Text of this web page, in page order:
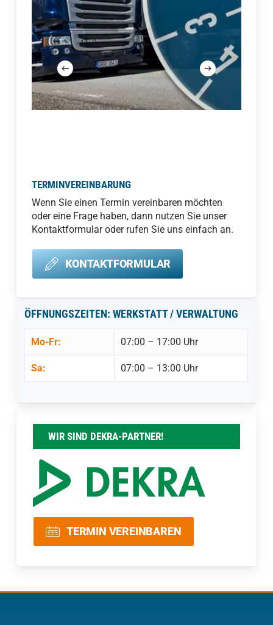
TERMINVEREINBARUNG
Wenn Sie einen Termin vereinbaren möchten
oder eine Frage haben, dann nutzen Sie unser
Kontaktformular oder rufen Sie uns einfach an.
KONTAKTFORMULAR
ÖFFNUNGSZEITEN: WERKSTATT / VERWALTUNG
Mo-Fr: 07:00 – 17:00 Uhr
Sa: 07:00 – 13:00 Uhr
WIR SIND DEKRA-PARTNER!
TERMIN VEREINBAREN